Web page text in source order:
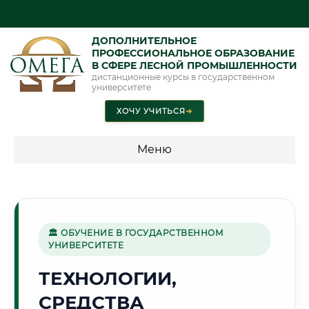
ДОПОЛНИТЕЛЬНОЕ
ПРОФЕССИОНАЛЬНОЕ ОБРАЗОВАНИЕ
В СФЕРЕ ЛЕСНОЙ ПРОМЫШЛЕННОСТИ
дистанционные курсы в государственном
университете
ХОЧУ УЧИТЬСЯ➜
Меню
промышленность"
🌻
🏛 ОБУЧЕНИЕ В ГОСУДАРСТВЕННОМ
УНИВЕРСИТЕТЕ
ТЕХНОЛОГИИ,
СРЕДСТВА